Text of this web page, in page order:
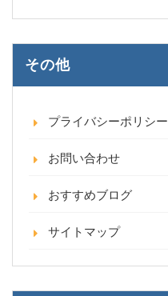
その他
プライバシーポリシー
お問い合わせ
おすすめブログ
サイトマップ